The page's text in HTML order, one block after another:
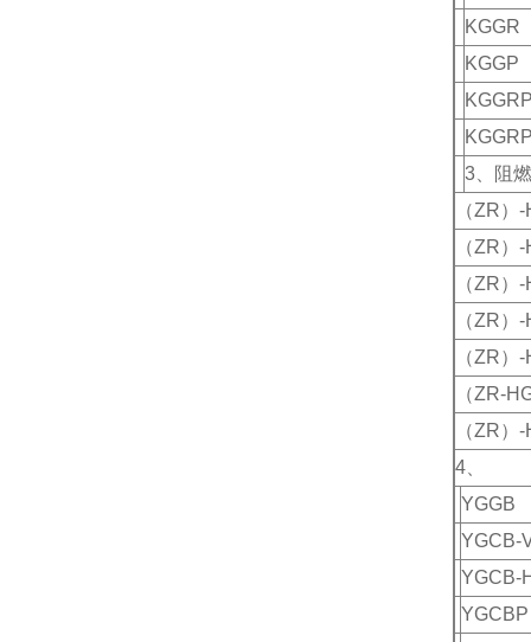
KGGR
KGGP
3、阻
（ZR）
（ZR）
（ZR）
（ZR）
（ZR）
（ZR-
（ZR）
4、
YGGB
YGCB-
YGCB-
YGCBP